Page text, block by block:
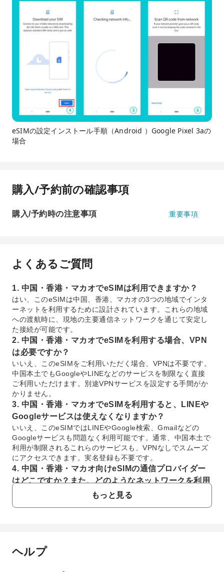
eSIMの設定インストール手順（Android ）Google Pixel 3aの
場合
購入/予約前の確認事項
購入/予約時の注意事項 重要事項
よくあるご質問
1. 中国・香港・マカオでeSIMは利用できますか？
はい、このeSIMは中国、香港、マカオの3つの地域でインタ
ーネットを利用するために設計されています。これらの地域
への渡航時に、現地の主要通信ネットワークを通じて安定し
た接続が可能です。
2. 中国・香港・マカオでeSIMを利用する場合、VPN
は必要ですか？
いいえ、このeSIMをご利用いただく場合、VPNは不要です。
中国本土でもGoogleやLINEなどのサービスを制限なく直接
ご利用いただけます。別途VPNサービスを設定する手間がか
かりません。
3. 中国・香港・マカオでeSIMを利用すると、LINEや
Googleサービスは使えなくなりますか？
いいえ、このeSIMではLINEやGoogle検索、Gmailなどの
Googleサービスも問題なく利用可能です。通常、中国本土で
利用が制限されるこれらのサービスも、VPNなしでスムーズ
にアクセスできます。実名登録も不要です。
4. 中国・香港・マカオ向けeSIMの通信プロバイダー
はどこですか？また、どのようなネットワークを利用
このeSIMは、中国移動（チャイナ・モバイル）またはチャイ
5. 中国・香港・マカオで利用するeSIMのデメリット
もっと見る
よくあるご質問
ヘルプ